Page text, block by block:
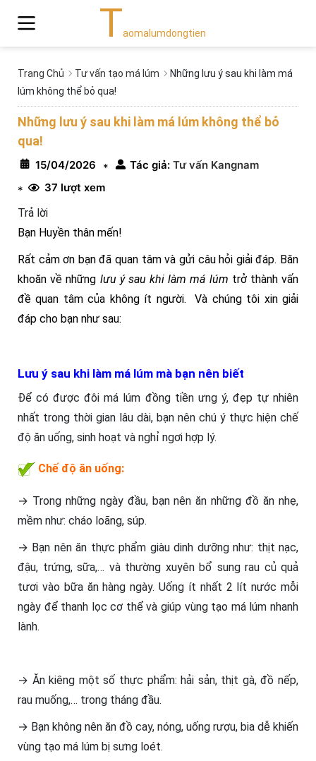
Taomalumdongtien
Trang Chủ Tư vấn tạo má lúm
Những lưu ý sau khi làm má
lúm không thể bỏ qua!
Những lưu ý sau khi làm má lúm không thể bỏ
qua!
15/04/2026 * Tác giả: Tư vấn Kangnam
*
37 lượt xem
Trả lời
Bạn Huyền thân mến!
Rất cảm ơn bạn đã quan tâm và gửi câu hỏi giải đáp. Băn
khoăn về những lưu ý sau khi làm má lúm trở thành vấn
đề quan tâm của không ít người. Và chúng tôi xin giải
đáp cho bạn như sau:
Lưu ý sau khi làm má lúm mà bạn nên biết
Để có được đôi má lúm đồng tiền ưng ý, đẹp tự nhiên
nhất trong thời gian lâu dài, bạn nên chú ý thực hiện chế
độ ăn uống, sinh hoạt và nghỉ ngơi hợp lý.
Chế độ ăn uống:
→ Trong những ngày đầu, bạn nên ăn những đồ ăn nhẹ,
mềm như: cháo loãng, súp.
→ Bạn nên ăn thực phẩm giàu dinh dưỡng như: thịt nạc,
đậu, trứng, sữa,… và thường xuyên bổ sung rau củ quả
tươi vào bữa ăn hàng ngày. Uống ít nhất 2 lít nước mỗi
ngày để thanh lọc cơ thể và giúp vùng tạo má lúm nhanh
lành.
→ Ăn kiêng một số thực phẩm: hải sản, thịt gà, đồ nếp,
rau muống,… trong tháng đầu.
→ Bạn không nên ăn đồ cay, nóng, uống rượu, bia dễ khiến
vùng tạo má lúm bị sưng loét.